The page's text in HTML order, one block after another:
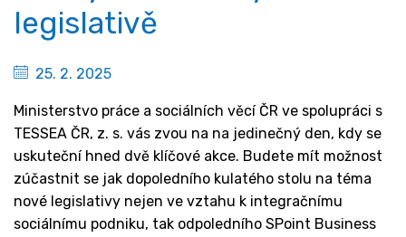
legislativě
25. 2. 2025
Ministerstvo práce a sociálních věcí ČR ve spolupráci s
TESSEA ČR, z. s. vás zvou na na jedinečný den, kdy se
uskuteční hned dvě klíčové akce. Budete mít možnost
zúčastnit se jak dopoledního kulatého stolu na téma
nové legislativy nejen ve vztahu k integračnímu
sociálnímu podniku, tak odpoledního SPoint Business